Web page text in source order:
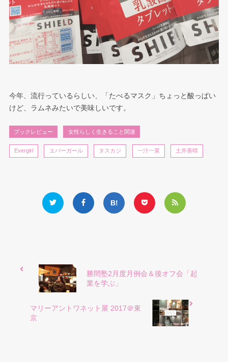
今年、流行っているらしい、「たべるマスク」ちょっと酸っぱい
けど、ラムネみたいで美味しいです。
ブックレビュー 女性らしく生きること関連
Evergirl エバーガール タスカジ 一汁一菜 土井善晴
勝間塾2月度月例会＆後オフ会「起
業を学ぶ」
マリーアントワネット展 2017＠東
京